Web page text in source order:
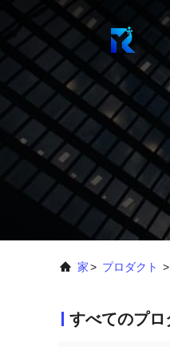
家> プロダクト >
すべてのプロ